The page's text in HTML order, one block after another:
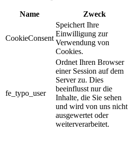
Name Zweck
CookieConsent
Speichert Ihre
Einwilligung zur
Verwendung von
Cookies.
fe_typo_user
Ordnet Ihren Browser
einer Session auf dem
Server zu. Dies
beeinflusst nur die
Inhalte, die Sie sehen
und wird von uns nicht
ausgewertet oder
weiterverarbeitet.